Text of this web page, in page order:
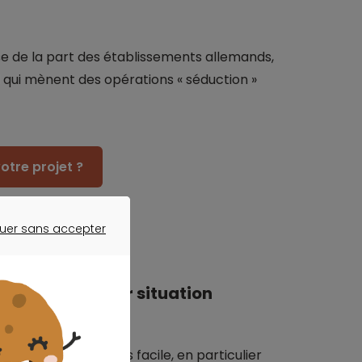
de la part des établissements allemands,
mènent des opérations « séduction »
projet ?
assainir leur situation
revenus n’est pas facile, en particulier
sans accepter